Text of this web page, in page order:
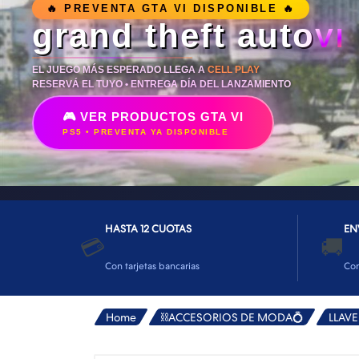
👕INDUMENTARIA🧢
👾COLECCIONABLES🧸
💻MUNDO PC GAMER💻
🔌CABLES Y ADAPTADORES🔌
🤓MUNDO PC OFICINA🤓
🫗GEEK HOME🍵
🔥 PREVENTA GTA VI DISPONIBLE 🔥
grand theft autoVI
EL JUEGO MÁS ESPERADO LLEGA ACELL PLAY
RESERVÁ EL TUYO • ENTREGA DÍA DEL LANZAMIENTO
🎮 VER PRODUCTOS GTA VI
PS5 • PREVENTA YA DISPONIBLE
💳
HASTA 12 CUOTAS
Con tarjetas bancarias
🚚
Home ⛓️ACCESORIOS DE MODA💍